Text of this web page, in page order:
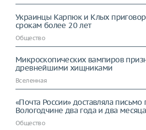
Украинцы Карпюк и Клых
срокам более 20 лет
Общество
Микроскопических вампиров
древнейшими хищниками
Вселенная
«Почта России» доставляла письмо
Вологодчине два года и два месяца
Общество